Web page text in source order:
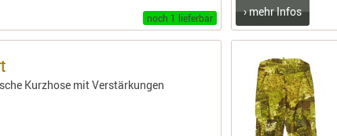
noch 1 lieferbar › mehr Infos
Kurzhose mit Verstärkungen